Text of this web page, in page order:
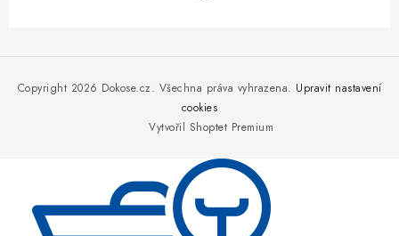
Vytvořil Shoptet Premium
Copyright 2026 Dokose.cz. Všechna práva vyhrazena. Upravit nastavení
cookies